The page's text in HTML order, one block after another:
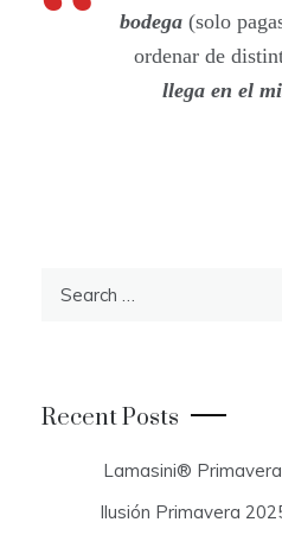
bodega (solo
ordenar de
llega en el
r
Recent Posts
Lamasini®
Ilusión Primavera